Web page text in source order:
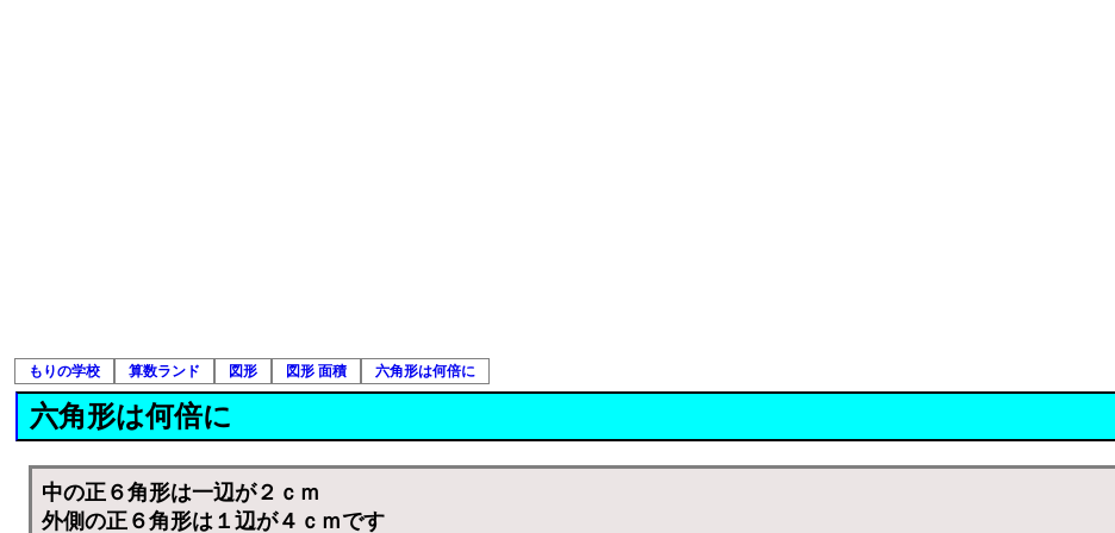
もりの学校 算数ランド 図形 図形 面積 六角形は何倍に
六角形は何倍に
中の正６角形は一辺が２ｃｍ
外側の正６角形は１辺が４ｃｍです